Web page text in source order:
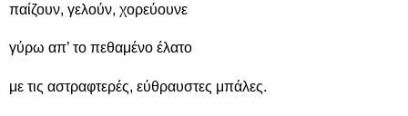
παίζουν, γελούν, χορεύουνε
γύρω απ’ το πεθαμένο έλατο
με τις αστραφτερές, εύθραυστες μπάλες.